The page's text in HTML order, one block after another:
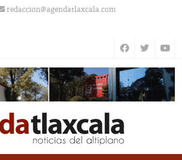
redaccion@agendatlaxcala.com